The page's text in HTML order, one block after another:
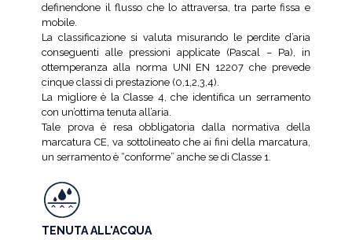
definendone il flusso che lo attraversa, tra parte fissa e
mobile.
La classificazione si valuta misurando le perdite d’aria
conseguenti alle pressioni applicate (Pascal – Pa), in
ottemperanza alla norma UNI EN 12207 che prevede
cinque classi di prestazione (0,1,2,3,4).
La migliore è la Classe 4, che identifica un serramento
con un’ottima tenuta all’aria.
Tale prova è resa obbligatoria dalla normativa della
marcatura CE, va sottolineato che ai fini della marcatura,
un serramento è “conforme” anche se di Classe 1.
TENUTA ALL'ACQUA